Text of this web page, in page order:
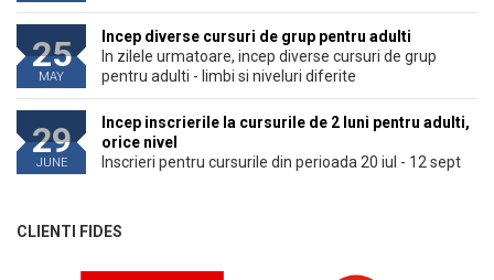
25
MAY
Incep diverse cursuri de grup pentru adulti
In zilele urmatoare, incep diverse cursuri de grup
pentru adulti - limbi si niveluri diferite
29
JUNE
Incep inscrierile la cursurile de 2 luni pentru adulti,
orice nivel
Inscrieri pentru cursurile din perioada 20 iul - 12 sept
CLIENTI FIDES